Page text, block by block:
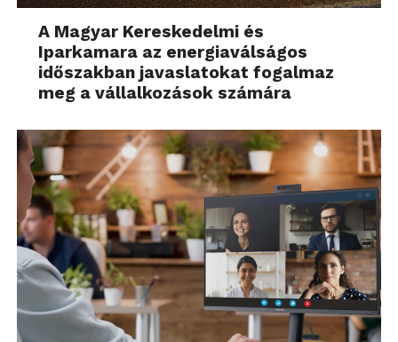
A Magyar Kereskedelmi és
Iparkamara az energiaválságos
időszakban javaslatokat fogalmaz
meg a vállalkozások számára